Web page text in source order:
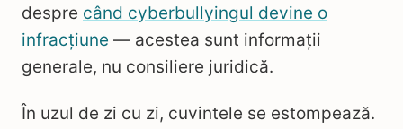
despre când cyberbullyingul devine o
infracțiune — acestea sunt informații
generale, nu consiliere juridică.
În uzul de zi cu zi, cuvintele se estompează.